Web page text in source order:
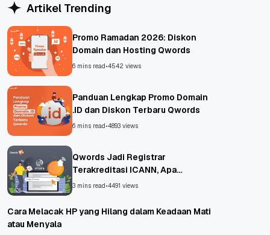
Artikel Trending
Promo Ramadan 2026: Diskon
Domain dan Hosting Qwords
6 mins read•4542 views
Panduan Lengkap Promo Domain
.ID dan Diskon Terbaru Qwords
6 mins read•4893 views
Qwords Jadi Registrar
Terakreditasi ICANN, Apa
Untungnya?
3 mins read•4491 views
Cara Melacak HP yang Hilang dalam Keadaan Mati
atau Menyala